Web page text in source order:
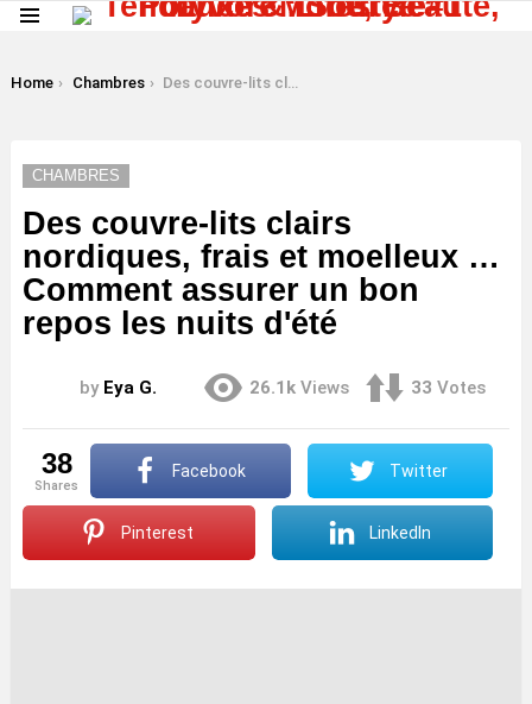
You are here:
Home Chambres Des couvre-lits clairs nordiques, frais et moelleux … Comment assurer un bon repos les nuits d'été
CHAMBRES
Des couvre-lits clairs
nordiques, frais et moelleux …
Comment assurer un bon
repos les nuits d'été
by Eya G. 26.1k Views 33 Votes
38
shares
Facebook Twitter
Pinterest LinkedIn